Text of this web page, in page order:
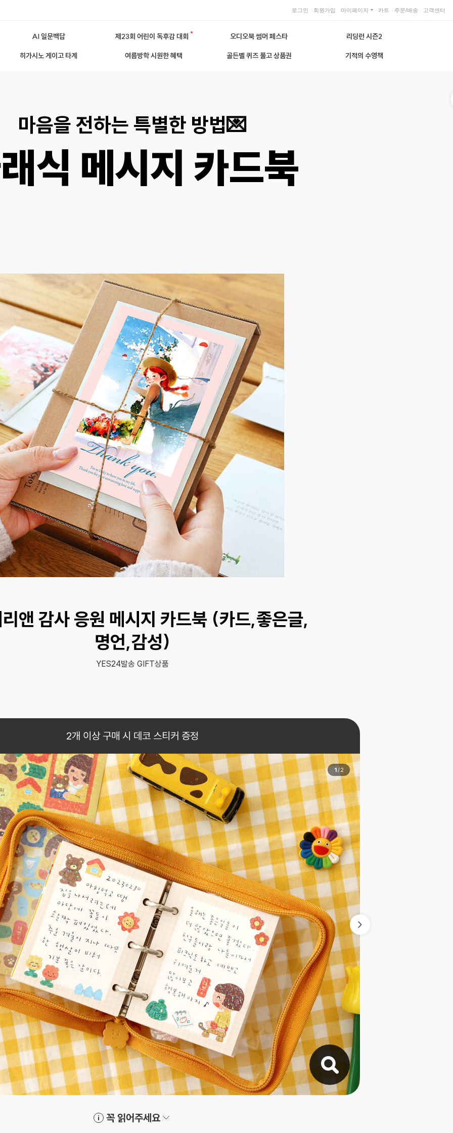
로그인 회원가입 마이페이지 카트 주문/배송 고객센터
AI 일문백답 제23회 어린이 독후감 대회 오디오북 썸머 페스타 리딩런 시즌2
히가시노 게이고 타계 여름방학 시원한 혜택 골든벨 퀴즈 풀고 상품권 기적의 수영책
마음을 전하는 특별한 방법💌
식 메시지 카드북
앤 감사 응원 메시지 카드북 (카드,좋은글,
명언,감성)
YES24발송 GIFT상품
2개 이상 구매 시 데코 스티커 증정
1/2
꼭 읽어주세요